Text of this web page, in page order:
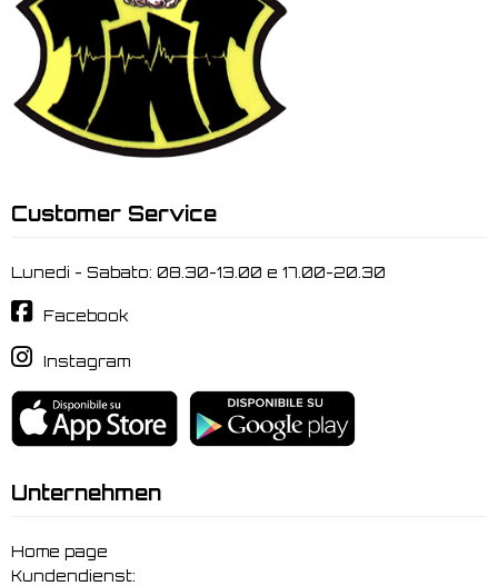
Customer Service
Lunedi - Sabato: 08.30-13.00 e 17.00-20.30
Facebook
Instagram
Unternehmen
Home page
Kundendienst: